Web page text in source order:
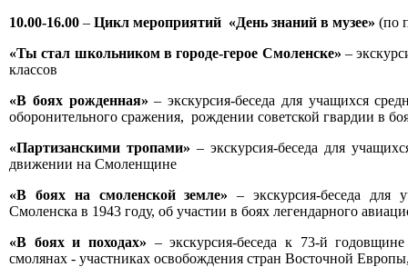
10.00-16.00 – Цикл мероприятий «День знаний в музее» (по
«Ты стал школьником в городе-герое Смоленске» –
классов
«В боях рожденная»– экскурсия-беседа для учащихся
оборонительного сражения, рождении советской гвардии в
«Партизанскими тропами» – экскурсия-беседа для
движении на Смоленщине
«В боях на смоленской земле»– экскурсия-беседа для
Смоленска в 1943 году, об участии в боях легендарного
«В боях и походах» – экскурсия-беседа к 73-й
смолянах - участниках освобождения стран Восточной